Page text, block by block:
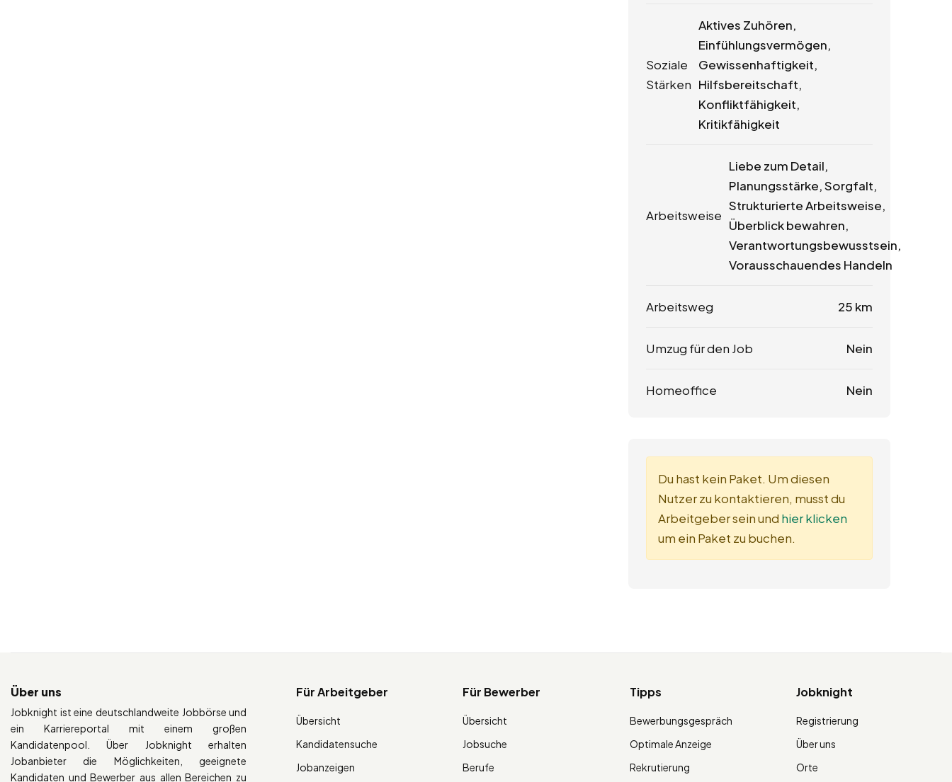
Soziale
Stärken
Aktives Zuhören,
Einfühlungsvermögen,
Gewissenhaftigkeit,
Hilfsbereitschaft,
Konfliktfähigkeit,
Kritikfähigkeit
Arbeitsweise
Liebe zum Detail,
Planungsstärke, Sorgfalt,
Strukturierte Arbeitsweise,
Überblick bewahren,
Verantwortungsbewusstsein,
Vorausschauendes Handeln
Arbeitsweg 25 km
Umzug für den Job Nein
Homeoffice Nein
Du hast kein Paket. Um diesen
Nutzer zu kontaktieren, musst du
Arbeitgeber sein und hier klicken
um ein Paket zu buchen.
Über uns
Jobknight ist eine deutschlandweite Jobbörse und
ein Karriereportal mit einem großen
Kandidatenpool. Über Jobknight erhalten
Jobanbieter die Möglichkeiten, geeignete
Kandidaten und Bewerber aus allen Bereichen zu
Für Arbeitgeber
Übersicht
Kandidatensuche
Jobanzeigen
Für Bewerber
Übersicht
Jobsuche
Berufe
Tipps
Bewerbungsgespräch
Optimale Anzeige
Rekrutierung
Jobknight
Registrierung
Über uns
Orte